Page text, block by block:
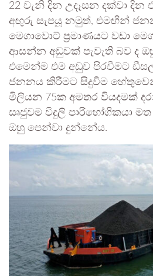
22 වැනි දින උදෑසන දක්වා
අඟුරු සැපයූ නමුත්, එමඟින්
මෙගාවොට් ප්‍රමාණයට වඩා
ආසන්න අඩුවක් පැවැති බව ද
එමෙන්ම එම අඩුව පිරවීමට
ජනනය කිරීමට සිදුවීම
මිලියන 75ක අමතර වියදමක්
සෘජුවම විදුලි පාරිභෝගිකයා
ඔහු පෙන්වා දුන්නේය.